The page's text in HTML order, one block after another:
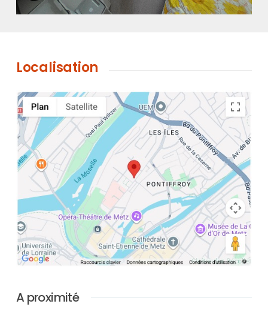
Localisation
A proximité